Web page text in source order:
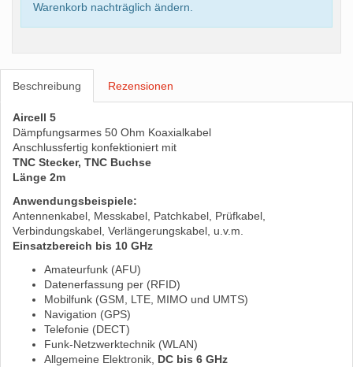
Warenkorb nachträglich ändern.
Beschreibung Rezensionen
Aircell 5
Dämpfungsarmes 50 Ohm Koaxialkabel
Anschlussfertig konfektioniert mit
TNC Stecker, TNC Buchse
Länge 2m
Anwendungsbeispiele:
Antennenkabel, Messkabel, Patchkabel, Prüfkabel,
Verbindungskabel, Verlängerungskabel, u.v.m.
Einsatzbereich bis 10 GHz
Amateurfunk (AFU)
Datenerfassung per (RFID)
Mobilfunk (GSM, LTE, MIMO und UMTS)
Navigation (GPS)
Telefonie (DECT)
Funk-Netzwerktechnik (WLAN)
Allgemeine Elektronik, DC bis 6 GHz